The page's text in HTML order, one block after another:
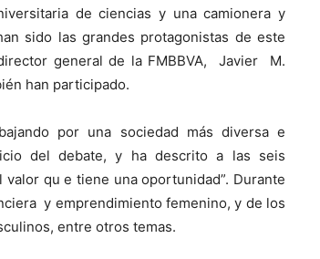
de ciencias y una camionera y
sido las grandes protagonistas de este
general de la FMBBVA, Javier M.
han participado.
por una sociedad más diversa e
del debate, y ha descrito a las seis
qu e tiene una oportunidad”. Durante
y emprendimiento femenino, y de los
entre otros temas.